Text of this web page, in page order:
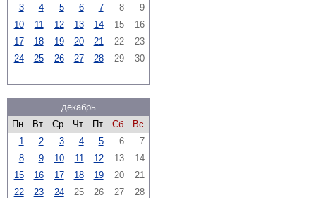
3
4 5 6 7 8
9
10
11 12 13 14 15
16
17
18 19 20 21 22
23
24
25 26 27 28 29 30
декабрь
Пн
Вт Ср Чт Пт Сб
Вс
1
2 3 4 5 6
7
8
9 10 11 12 13
14
15
16 17 18 19 20
21
22
23 24 25 26 27
28